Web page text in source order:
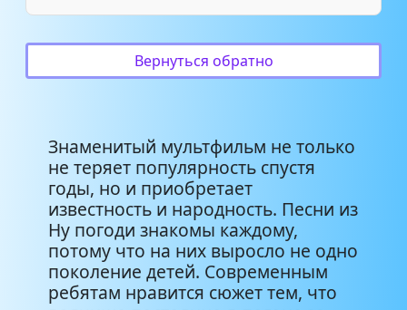
Папанов - Айсберг
1:12
Анатолий Папанов Под
1:01
Петр Ильич Чайковский -
Танец маленьких лебедей
1:33
Игорь Скляр - Комарово 2:08
Хор им. Пятницкого -
Коробейники
4:13
Вернуться обратно
Знаменитый мультфильм не только
не теряет популярность спустя
годы, но и приобретает
известность и народность. Песни из
Ну погоди знакомы каждому,
потому что на них выросло не одно
поколение детей. Современным
ребятам нравится сюжет тем, что